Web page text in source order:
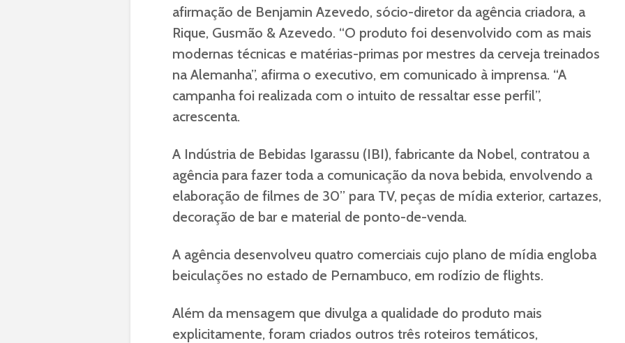
afirmação de Benjamin Azevedo, sócio-diretor da agência criadora, a
Rique, Gusmão & Azevedo. “O produto foi desenvolvido com as mais
modernas técnicas e matérias-primas por mestres da cerveja treinados
na Alemanha”, afirma o executivo, em comunicado à imprensa. “A
campanha foi realizada com o intuito de ressaltar esse perfil”,
acrescenta.
A Indústria de Bebidas Igarassu (IBI), fabricante da Nobel, contratou a
agência para fazer toda a comunicação da nova bebida, envolvendo a
elaboração de filmes de 30’’ para TV, peças de mídia exterior, cartazes,
decoração de bar e material de ponto-de-venda.
A agência desenvolveu quatro comerciais cujo plano de mídia engloba
beiculações no estado de Pernambuco, em rodízio de flights.
Além da mensagem que divulga a qualidade do produto mais
explicitamente, foram criados outros três roteiros temáticos,